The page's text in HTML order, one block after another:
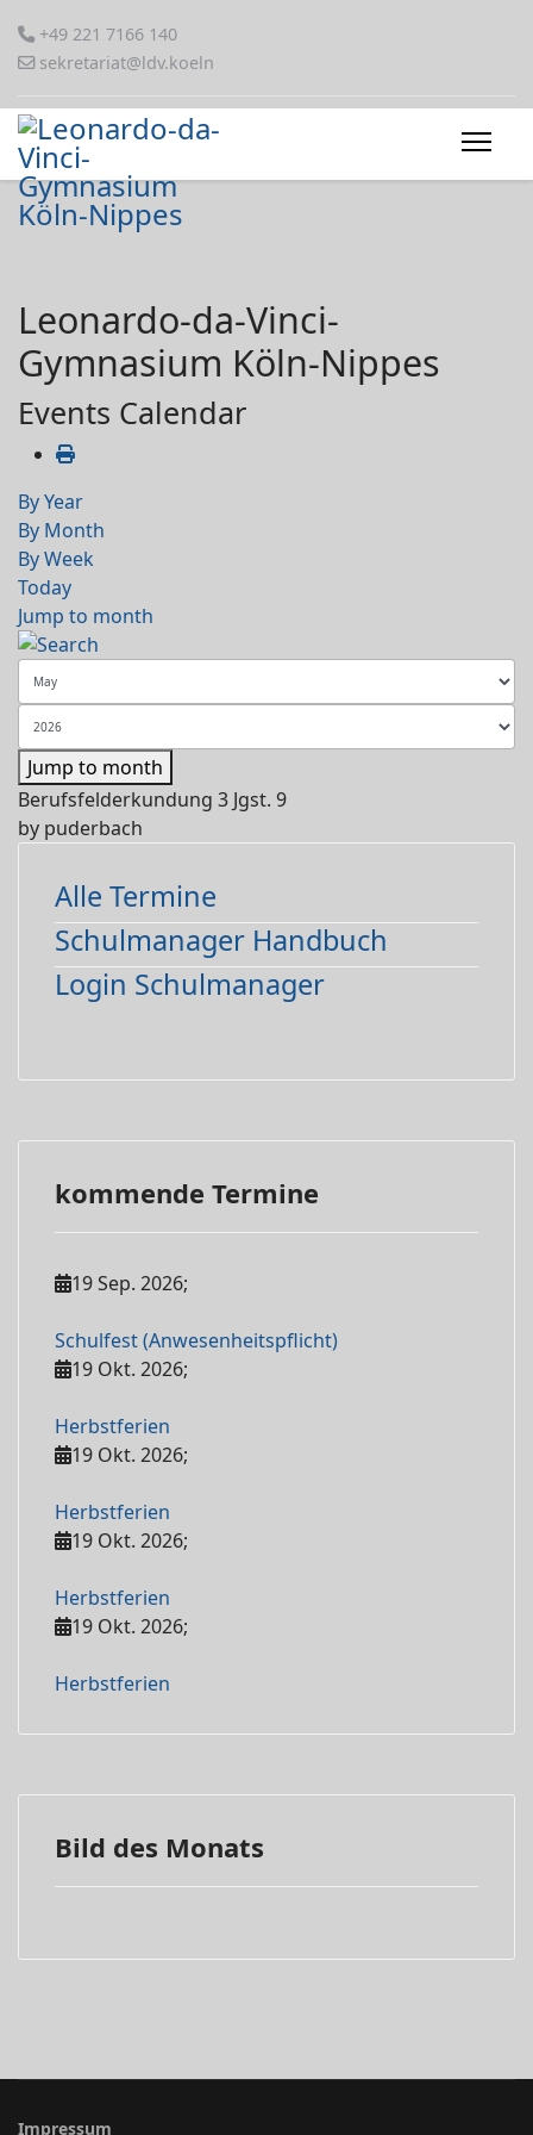
+49 221 7166 140
sekretariat@ldv.koeln
Leonardo-da-Vinci-
Gymnasium Köln-Nippes
Events Calendar
By Year
By Month
By Week
Today
Jump to month
Jump to month
Berufsfelderkundung 3 Jgst. 9
by puderbach
Alle Termine
Schulmanager Handbuch
Login Schulmanager
kommende Termine
19 Sep. 2026;
Schulfest (Anwesenheitspflicht)
19 Okt. 2026;
Herbstferien
19 Okt. 2026;
Herbstferien
19 Okt. 2026;
Herbstferien
19 Okt. 2026;
Herbstferien
Bild des Monats
Impressum